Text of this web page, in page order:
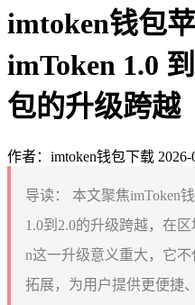
imtoken钱包
imToken 1.0
包的升级跨越
作者：imtoken钱包下载 2026-
导读：
本文聚焦imToken
1.0到2.0的升级跨越，在
n这一升级意义重大，它
拓展，为用户提供更便捷